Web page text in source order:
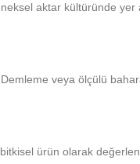
aktar kültüründe
veya ölçülü
ürün olarak